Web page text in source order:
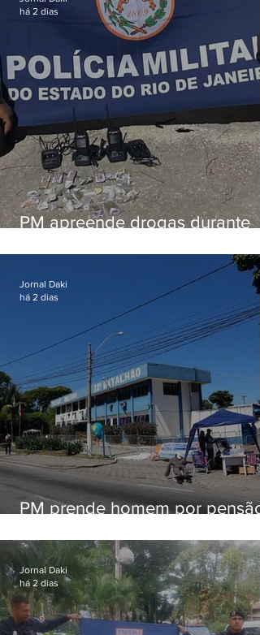
PM apreende drogas durante
há 2 dias
PM prende homem por pensão
Jornal Daki
há 2 dias
Jornal Daki
há 2 dias